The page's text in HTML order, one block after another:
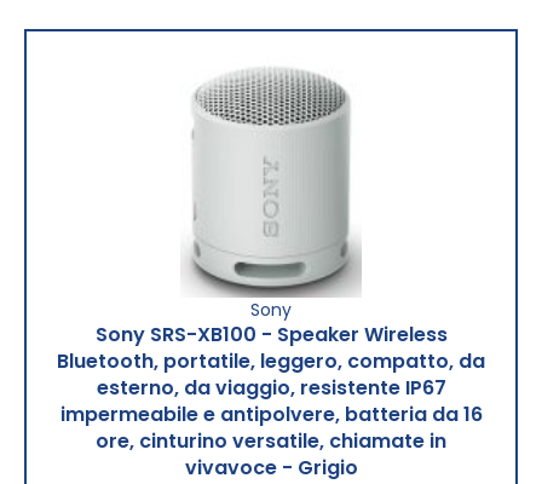
Sony
Sony SRS-XB100 - Speaker Wireless
Bluetooth, portatile, leggero, compatto, da
esterno, da viaggio, resistente IP67
impermeabile e antipolvere, batteria da 16
ore, cinturino versatile, chiamate in
vivavoce - Grigio